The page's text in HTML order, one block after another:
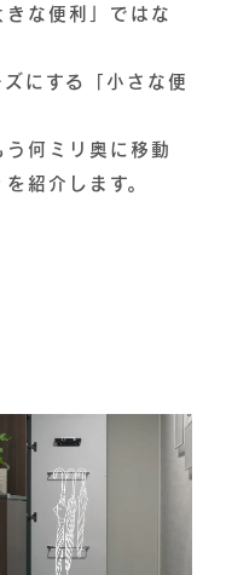
な便利」ではな
にする「小さな便
う何ミリ奥に移動
紹介します。